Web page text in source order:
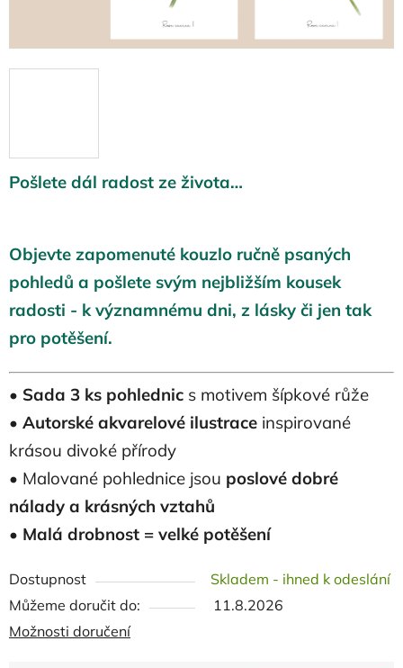
Pošlete dál radost ze života…
Objevte zapomenuté kouzlo ručně psaných
pohledů a pošlete svým nejbližším kousek
radosti - k významnému dni, z lásky či jen tak
pro potěšení.
• Sada 3 ks pohlednic s motivem šípkové růže
• Autorské akvarelové ilustrace inspirované
krásou divoké přírody
• Malované pohlednice jsou poslové dobré
nálady a krásných vztahů
• Malá drobnost = velké potěšení
Dostupnost
Skladem - ihned k odeslání
Můžeme doručit do:
11.8.2026
Možnosti doručení